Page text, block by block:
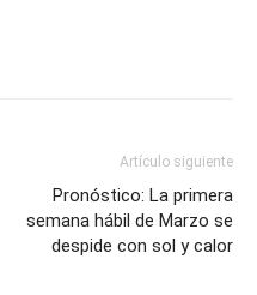
Artículo siguiente
Pronóstico: La primera
semana hábil de Marzo se
despide con sol y calor